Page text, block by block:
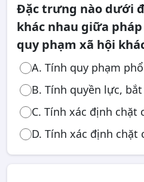
Đặc trưng nào dưới
khác nhau giữa
quy phạm xã hội
A. Tính quy phạm
B. Tính quyền lực,
C. Tính xác định chặt
D. Tính xác định chặt